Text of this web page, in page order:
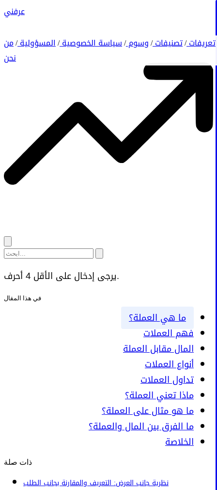
عرفني
تعريفات/ تصنيفات/ وسوم/ سياسة الخصوصية/ المسؤولية/ من
نحن
يرجى إدخال على الأقل 4 أحرف.
في هذا المقال
ما هي العملة؟
فهم العملات
المال مقابل العملة
أنواع العملات
تداول العملات
ماذا تعني العملة؟
ما هو مثال على العملة؟
ما الفرق بين المال والعملة؟
الخلاصة
ذات صلة
نظرية جانب العرض: التعريف والمقارنة بجانب الطلب